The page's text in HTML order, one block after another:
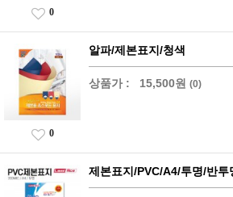
0
알파/제본표지/청색
상품가 : 15,500원 (0)
0
제본표지/PVC/A4/투명/반